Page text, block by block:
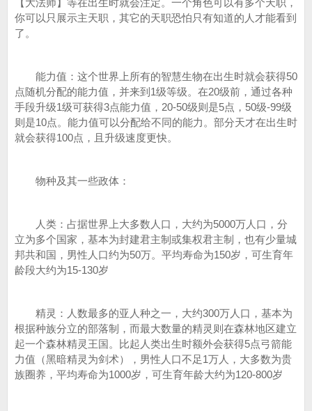
【大法师】等在出生时就会注定。一个角色可以有多个天职，
你可以只展示主天职，其它的天职恐怕只有知道的人才能看到
了。
能力值：这个世界上所有的智慧生物在出生时就会获得50
点随机分配的能力值，并来到1级等级。在20级前，通过各种
手段升级1级可获得3点能力值，20-50级则是5点，50级-99级
则是10点。能力值可以分配给不同的能力。部分天才在出生时
就会获得100点，且升级速度更快。
物种及其一些政体：
人类：占据世界上大多数人口，大约为5000万人口，分
立为多个国家，基本为封建君主制或集权君主制，也有少量城
邦共和国，男性人口约为50万。平均寿命为150岁，可生育年
龄段大约为15-130岁
精灵：人数最多的亚人种之一，大约300万人口，基本为
根据种族分立的部落制，而最大数量的精灵则在森林地区建立
起一个森林精灵王国。比起人类出生时额外会获得5点弓箭能
力值（黑暗精灵为剑术），男性人口不足1万人，大多数为贵
族圈养，平均寿命为1000岁，可生育年龄大约为120-800岁